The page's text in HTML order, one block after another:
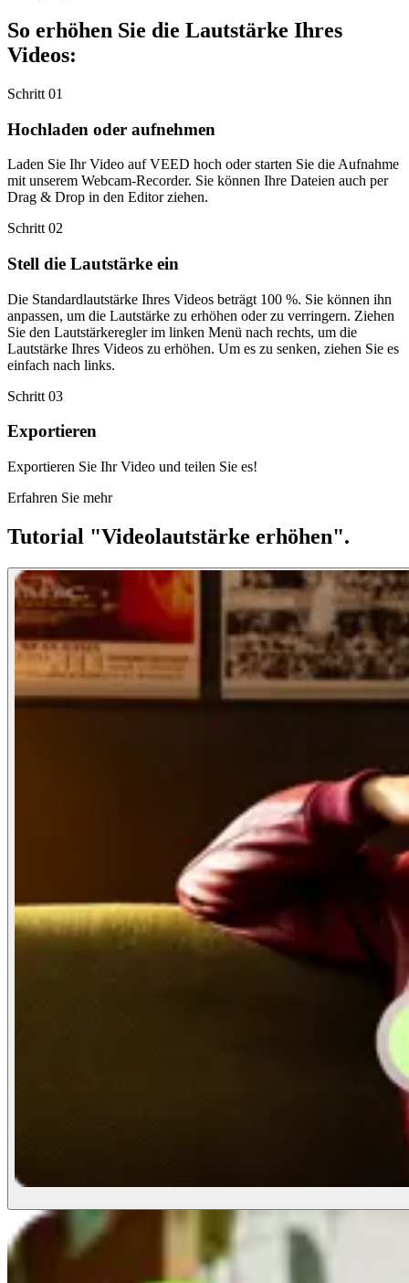
So erhöhen Sie die Lautstärke Ihres
Videos:
Schritt 01
Hochladen oder aufnehmen
Laden Sie Ihr Video auf VEED hoch oder starten Sie die Aufnahme
mit unserem Webcam-Recorder. Sie können Ihre Dateien auch per
Drag & Drop in den Editor ziehen.
Schritt 02
Stell die Lautstärke ein
Die Standardlautstärke Ihres Videos beträgt 100 %. Sie können ihn
anpassen, um die Lautstärke zu erhöhen oder zu verringern. Ziehen
Sie den Lautstärkeregler im linken Menü nach rechts, um die
Lautstärke Ihres Videos zu erhöhen. Um es zu senken, ziehen Sie es
einfach nach links.
Schritt 03
Exportieren
Exportieren Sie Ihr Video und teilen Sie es!
Erfahren Sie mehr
Tutorial "Videolautstärke erhöhen".